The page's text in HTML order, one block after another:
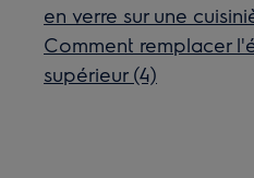
en verre sur une
Comment remplacer
supérieur (4)